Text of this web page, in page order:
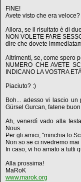
FINE!
Avete visto che era veloce?
Allora, se il risultato è di
NON VOLETE FARE
dire che dovete
Altrimenti, se, come spero
NUMERO CHE AVETE
INDICANO LA VOSTRA
Piaciuto? :)
Boh... adesso vi lascio
Gürsel Gurcan, fatene
Ah, venerdì vado alla
Nous.
Per gli amici, "minchia lo
Non so se ci rivedremo mai
In caso, vi ho amato a tutti
Alla prossima!
MaRoK
www.marok.org